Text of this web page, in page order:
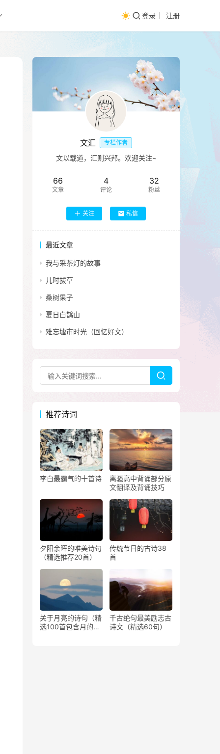
登录 注册
文汇 专栏作者
文以载道，汇则兴邦。欢迎关注~
66
文章
4
评论
32
粉丝
关注 私信
最近文章
我与采茶灯的故事
儿时拔草
桑树果子
夏日白鹊山
难忘墟市时光（回忆好文）
推荐诗词
李白最霸气的十首诗
离骚高中背诵部分原
文翻译及背诵技巧
夕阳余晖的唯美诗句
（精选推荐20首）
传统节日的古诗38
首
关于月亮的诗句（精
选100首包含月的古
千古绝句最美励志古
诗文（精选60句）